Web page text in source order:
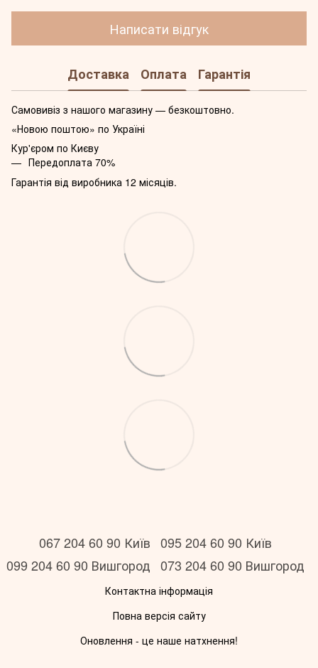
Написати відгук
Доставка Оплата Гарантія
Самовивіз з нашого магазину — безкоштовно.
«Новою поштою» по Україні
Кур'єром по Києву
Передоплата 70%
Гарантія від виробника 12 місяців.
067 204 60 90 Київ 095 204 60 90 Київ
099 204 60 90 Вишгород 073 204 60 90 Вишгород
Контактна інформація
Повна версія сайту
Оновлення - це наше натхнення!